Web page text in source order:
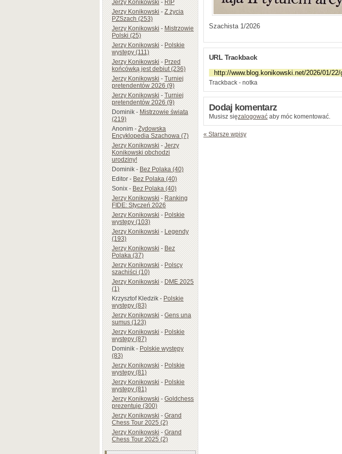
Jerzy Konikowski-RIP
Jerzy Konikowski-Z życia
PZSzach (253)
Jerzy Konikowski-Mistrzowie
Polski (25)
Jerzy Konikowski-Polskie
występy (111)
Jerzy Konikowski-Przed
końcówką jest debiut (236)
Jerzy Konikowski-Turniej
pretendentów 2026 (9)
Jerzy Konikowski-Turniej
pretendentów 2026 (9)
Dominik-Mistrzowie świata
(219)
Anonim-Żydowska
Encyklopedia Szachowa (7)
Jerzy Konikowski-Jerzy
Konikowski obchodzi
urodziny!
Dominik-Bez Polaka (40)
Editor-Bez Polaka (40)
Sonix-Bez Polaka (40)
Jerzy Konikowski-Ranking
FIDE: Styczeń 2026
Jerzy Konikowski-Polskie
występy (103)
Jerzy Konikowski-Legendy
(193)
Jerzy Konikowski-Bez
Polaka (37)
Jerzy Konikowski-Polscy
szachiści (10)
Jerzy Konikowski-DME 2025
(1)
Krzysztof Kledzik-Polskie
występy (83)
Jerzy Konikowski-Gens una
sumus (123)
Jerzy Konikowski-Polskie
występy (87)
Dominik-Polskie występy
(83)
Jerzy Konikowski-Polskie
występy (81)
Jerzy Konikowski-Polskie
występy (81)
Jerzy Konikowski-Goldchess
prezentuje (300)
Jerzy Konikowski-Grand
Chess Tour 2025 (2)
Jerzy Konikowski-Grand
Chess Tour 2025 (2)
Szachista 1/2026
URL Trackback
Trackback - notka
Dodaj komentarz
Musisz sięzalogować aby móc komentować.
« Starsze wpisy